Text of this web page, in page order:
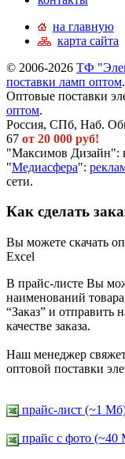
на главную
карта сайта
© 2006-2026 ТФ
поставки ламп оптом.
Оптовые поставки
оптом.
Россия, СПб, Наб.
67 от 20 000 руб!
"Максимов Дизайн":
"Медиасфера":
сети.
Как сделать
Вы можете скачать
Excel
В прайс-листе Вы
наименований
“Заказ” и отправить
качестве заказа.
Наш менеджер
оптовой поставки
прайс-лист (~1
прайс c фото (~40